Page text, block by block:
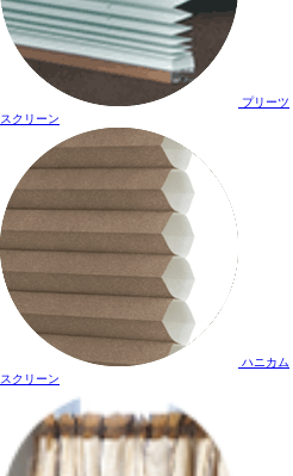
プリーツ
スクリーン
ハニカム
スクリーン